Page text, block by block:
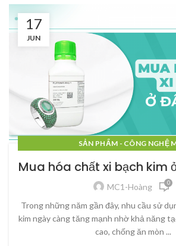
17
JUN
SẢN PHẨM - CÔNG NGHỆ
SẢN PHẨM - CÔNG NGHỆ
SẢN PHẨM - CÔNG NGHỆ
SẢN PHẨM - CÔNG NGHỆ
SẢN PHẨM - CÔNG NGHỆ
SẢN PHẨM - CÔNG NGHỆ
Mua hóa chất xi bạch kim
MC1-Hoàng 0
Trong những năm gần đây, nhu cầu sử
kim ngày càng tăng mạnh nhờ khả năng
cao, chống ăn mòn ...